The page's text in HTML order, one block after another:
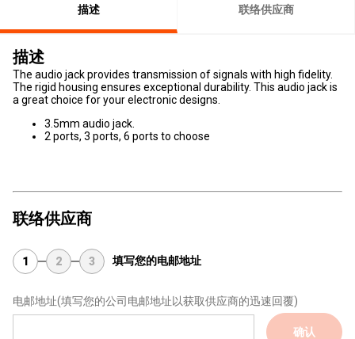
描述 联络供应商
描述
The audio jack provides transmission of signals with high fidelity.
The rigid housing ensures exceptional durability. This audio jack is
a great choice for your electronic designs.
3.5mm audio jack.
2 ports, 3 ports, 6 ports to choose
联络供应商
1 2 3 填写您的电邮地址
电邮地址(填写您的公司电邮地址以获取供应商的迅速回覆)
确认